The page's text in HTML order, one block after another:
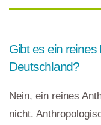
Gibt es ein
Deutschland?
Nein, ein reines
nicht.